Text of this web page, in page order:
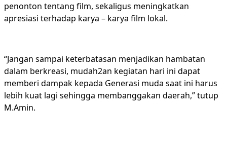
penonton tentang film, sekaligus meningkatkan
apresiasi terhadap karya – karya film lokal.
“Jangan sampai keterbatasan menjadikan hambatan
dalam berkreasi, mudah2an kegiatan hari ini dapat
memberi dampak kepada Generasi muda saat ini harus
lebih kuat lagi sehingga membanggakan daerah,” tutup
M.Amin.